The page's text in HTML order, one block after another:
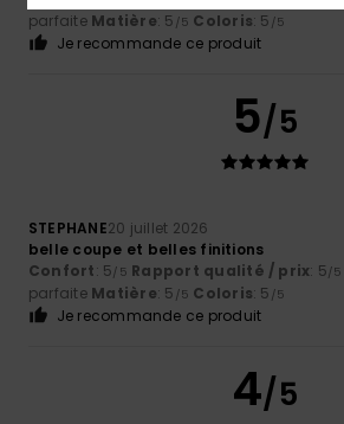
parfaite Matière: 5 /5 Coloris: 5 /5
Je recommande ce produit
5/5
STEPHANE20 juillet 2026
belle coupe et belles finitions
Confort: 5/5 Rapport qualité / prix: 5/5
parfaite Matière: 5 /5 Coloris: 5 /5
Je recommande ce produit
4/5